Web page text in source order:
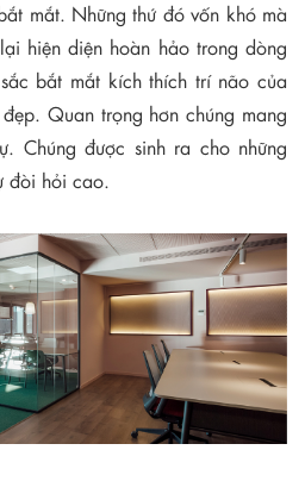
mắt. Những thứ đó vốn khó mà
hiện diện hoàn hảo trong dòng
bắt mắt kích thích trí não của
Quan trọng hơn chúng mang
Chúng được sinh ra cho những
đòi hỏi cao.